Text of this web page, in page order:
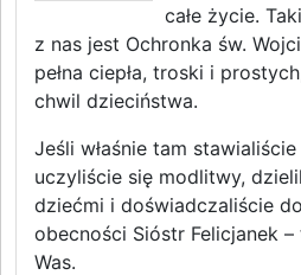
całe życie.
z nas jest Ochronka św.
pełna ciepła, troski i
chwil dzieciństwa.
Jeśli właśnie tam
uczyliście się modlitwy,
dziećmi i doświadczaliście
obecności Sióstr Felicjanek
Was.